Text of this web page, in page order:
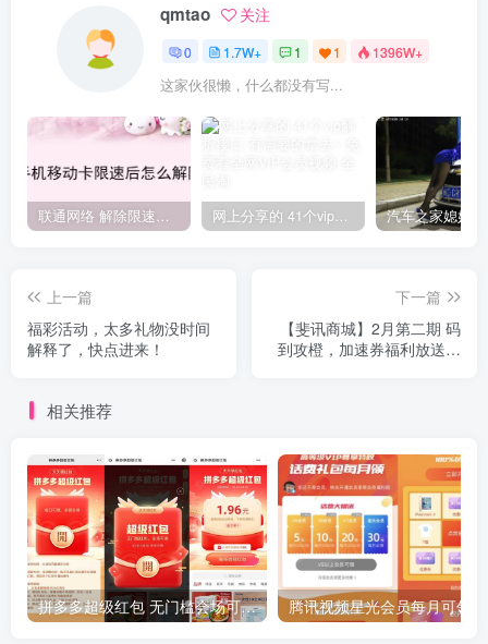
qmtao 关注
0 1.7W+ 1 1 1396W+
这家伙很懒，什么都没有写...
联通网络 解除限速方法参考！畅享、畅玩、老白干等及其它地区自测了 网上分享的 41个vip解析接口 有需要的拿去~ 免费看全网VIP会员视频
上一篇
福彩活动，太多礼物没时间
解释了，快点进来！
下一篇
【斐讯商城】2月第二期 码
到攻橙，加速券福利放送狂
相关推荐
拼多多超级红包 无门槛会场可用 天天可领 最高88.88元